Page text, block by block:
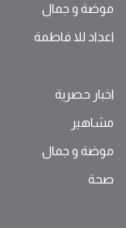
موضة ‫و‬ ‫‬‫جمال‬
اعداد للا فاطمة
اخبار حصرية
مشاهير
موضة ‫و‬ ‫‬‫جمال‬
صحة